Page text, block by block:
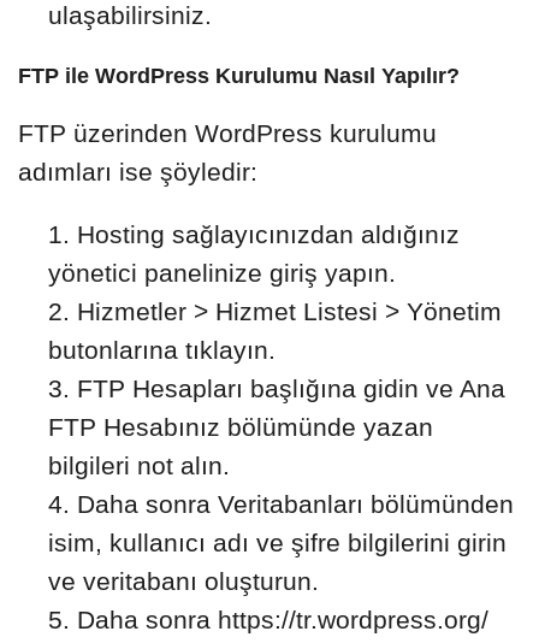
ulaşabilirsiniz.
FTP ile WordPress Kurulumu Nasıl Yapılır?
FTP üzerinden WordPress kurulumu
adımları ise şöyledir:
Hosting sağlayıcınızdan aldığınız
yönetici panelinize giriş yapın.
Hizmetler > Hizmet Listesi > Yönetim
butonlarına tıklayın.
FTP Hesapları başlığına gidin ve Ana
FTP Hesabınız bölümünde yazan
bilgileri not alın.
Daha sonra Veritabanları bölümünden
isim, kullanıcı adı ve şifre bilgilerini girin
ve veritabanı oluşturun.
Daha sonra https://tr.wordpress.org/